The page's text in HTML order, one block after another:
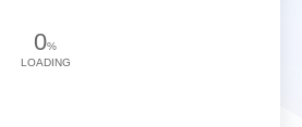
0%
LOADING